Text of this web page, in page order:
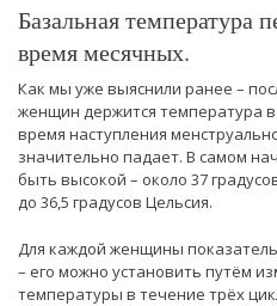
Базальная температура
время месячных.
Как мы уже выяснили ранее –
женщин держится температура в
время наступления
значительно падает. В самом
быть высокой – около 37
до 36,5 градусов Цельсия.
Для каждой женщины
– его можно установить путём
температуры в течение трёх